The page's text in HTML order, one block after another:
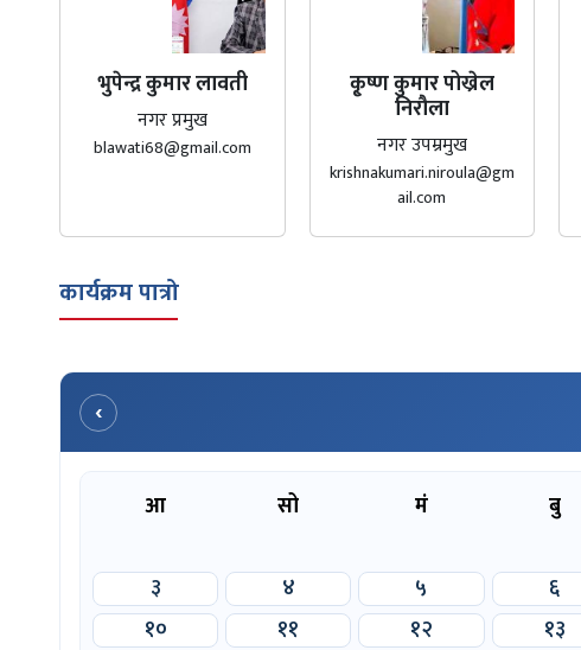
भुपेन्द्र कुमार लावती
नगर प्रमुख
blawati68@gmail.com
कृ्ष्ण कुमार पोख्रेल
निरौला
नगर उपम्रमुख
krishnakumari.niroula@gm
ail.com
कार्यक्रम पात्रो
‹
आ सो मं बु
३
४ ५ ६
१०
११ १२ १३